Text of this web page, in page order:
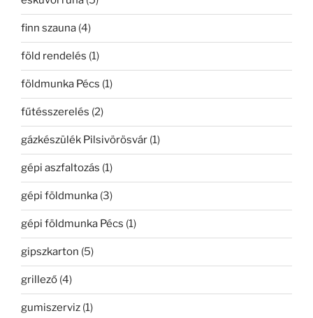
finn szauna (4)
föld rendelés (1)
földmunka Pécs (1)
fűtésszerelés (2)
gázkészülék Pilsivörösvár (1)
gépi aszfaltozás (1)
gépi földmunka (3)
gépi földmunka Pécs (1)
gipszkarton (5)
grillező (4)
gumiszerviz (1)